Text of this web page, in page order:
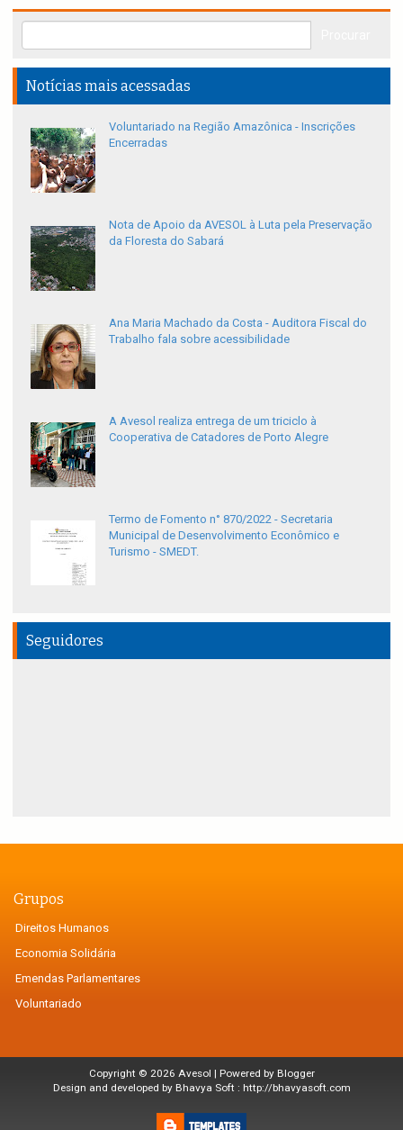
Notícias mais acessadas
Voluntariado na Região Amazônica - Inscrições
Encerradas
Nota de Apoio da AVESOL à Luta pela Preservação
da Floresta do Sabará
Ana Maria Machado da Costa - Auditora Fiscal do
Trabalho fala sobre acessibilidade
A Avesol realiza entrega de um triciclo à
Cooperativa de Catadores de Porto Alegre
Termo de Fomento n° 870/2022 - Secretaria
Municipal de Desenvolvimento Econômico e
Turismo - SMEDT.
Seguidores
Grupos
Direitos Humanos
Economia Solidária
Emendas Parlamentares
Voluntariado
Copyright © 2026 Avesol | Powered by Blogger
Design and developed by Bhavya Soft : http://bhavyasoft.com